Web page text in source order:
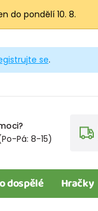
do pondělí 10. 8.
se.
Pá: 8-15)
dospělé Hračky